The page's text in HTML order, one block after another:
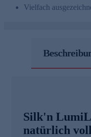
Vielfach
Silk'n
natürlich